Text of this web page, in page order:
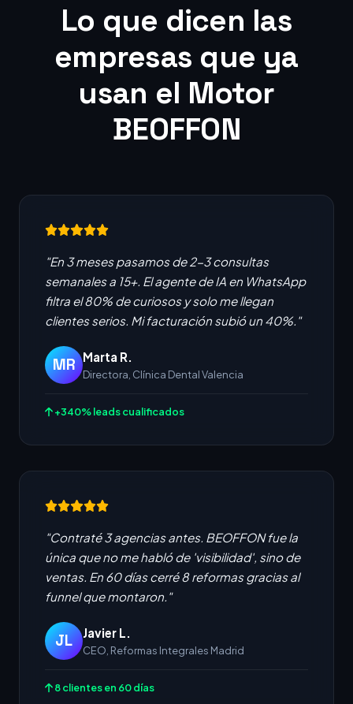
Lo que dicen las
empresas que ya
usan el Motor
BEOFFON
"En 3 meses pasamos de 2-3 consultas
semanales a 15+. El agente de IA en WhatsApp
filtra el 80% de curiosos y solo me llegan
clientes serios. Mi facturación subió un 40%."
MR Marta R.
Directora, Clínica Dental Valencia
+340% leads cualificados
"Contraté 3 agencias antes. BEOFFON fue la
única que no me habló de 'visibilidad', sino de
ventas. En 60 días cerré 8 reformas gracias al
funnel que montaron."
JL Javier L.
CEO, Reformas Integrales Madrid
8 clientes en 60 días